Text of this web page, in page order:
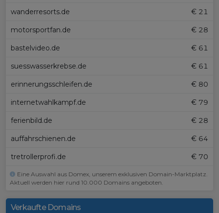
wanderresorts.de € 21
motorsportfan.de € 28
bastelvideo.de € 61
suesswasserkrebse.de € 61
erinnerungsschleifen.de € 80
internetwahlkampf.de € 79
ferienbild.de € 28
auffahrschienen.de € 64
tretrollerprofi.de € 70
Eine Auswahl aus Domex, unserem exklusiven Domain-Marktplatz.
Aktuell werden hier rund 10.000 Domains angeboten.
Verkaufte Domains